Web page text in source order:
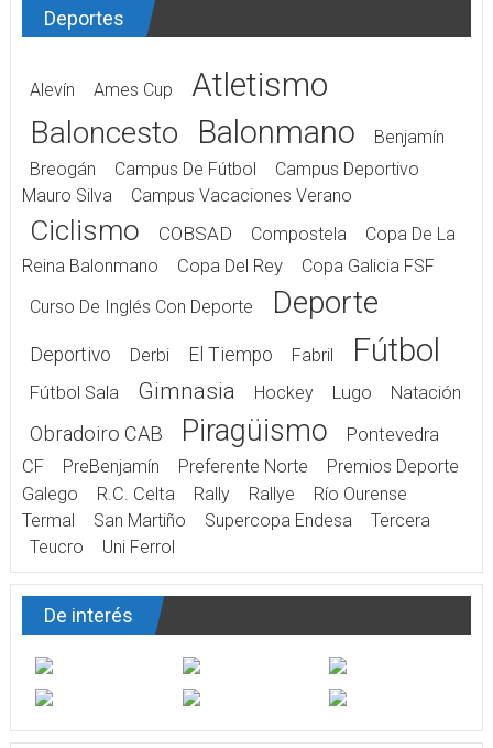
Deportes
Alevín Ames Cup Atletismo
Baloncesto Balonmano
Benjamín
Breogán
Campus De Fútbol
Campus Deportivo
Mauro Silva
Campus Vacaciones Verano
Ciclismo COBSAD Compostela
Copa De La
Reina Balonmano
Copa Del Rey
Copa Galicia FSF
Curso De Inglés Con Deporte
Deporte
Deportivo Derbi El Tiempo Fabril Fútbol
Fútbol Sala Gimnasia Hockey Lugo Natación
Obradoiro CAB Piragüismo
Pontevedra
CF
PreBenjamín Preferente Norte
Premios Deporte
Galego
R.C. Celta Rally Rallye
Río Ourense
Termal
San Martiño Supercopa Endesa
Tercera
Teucro
Uni Ferrol
De interés